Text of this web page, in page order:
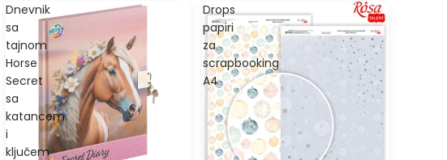
Dnevnik
sa
tajnom
Horse
Secret
sa
katancem
i
ključem
Drops
papiri
za
scrapbooking
A4